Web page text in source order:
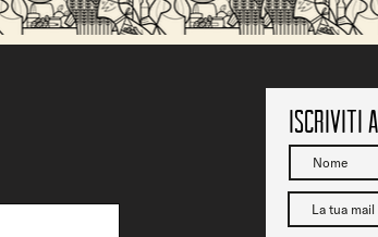
Perché la birra artigianale è migliore della
birra industriale?
Iscriviti